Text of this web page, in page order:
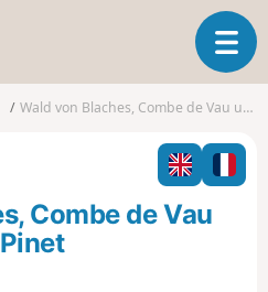
T
o
l
n
Wald von Blaches, Combe de Vau und alter Weiler Pinet
Combe de Vau